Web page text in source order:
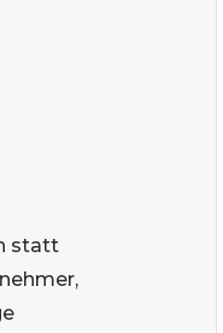
statt